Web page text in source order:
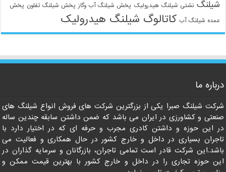
شیلنگ نشتی شیلنگ هیدرولیک پخش شیلنگ آب وگاز پخش شیلنگ تفلون پخش
عمده شیلنگ آب کاتالوگ شیلنگ هیدرولیک
درباره ما
شرکت شیلنگ صبرا یکی از بزرگترین شرکت های فروش انواع شیلنگ های
صنعتی و کشاورزی در ایران می باشد که ضمن داشتن سابقه چندین ساله
در این حوزه و داشتن کادری مجرب و حرفه ای که در اختیار دارد با
تاجران بسیاری در داخل و خارج کشور در حال همکاری و فعالیت می
باشد.این شرکت قادر است تمامی تاجران، بازرگانان و سرمایه گذاران در
این حوزه تجاری را در داخل و خارج کشور با بهترین قیمت ممکن و